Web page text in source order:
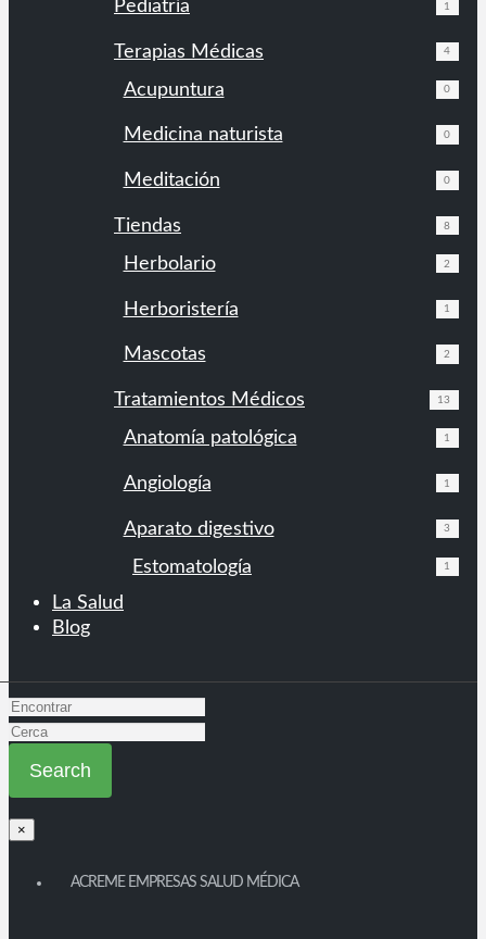
Pediatría 1
Terapias Médicas 4
Acupuntura 0
Medicina naturista 0
Meditación 0
Tiendas 8
Herbolario 2
Herboristería 1
Mascotas 2
Tratamientos Médicos 13
Anatomía patológica 1
Angiología 1
Aparato digestivo 3
Estomatología 1
La Salud
Blog
×
ACREME EMPRESAS SALUD MÉDICA